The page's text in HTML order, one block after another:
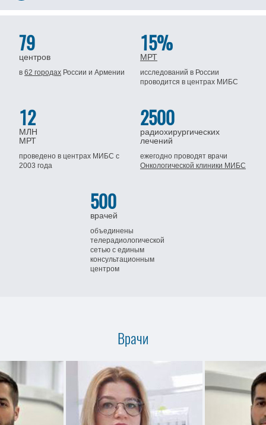
79
центров
в62 городах Россиии Армении
15%
МРТ
исследований в России
проводится в центрах МИБС
12
МЛН
МРТ
проведено в центрах МИБСс
2003 года
2500
радиохирургических
лечений
ежегодно проводят врачи
Онкологической клиники МИБС
500
врачей
объединены
телерадиологической
сетью с единым
консультационным
центром
Врачи